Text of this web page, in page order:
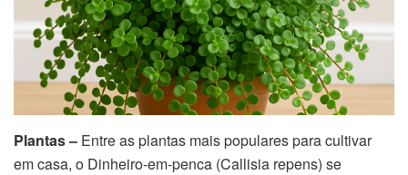
Plantas – Entre as plantas mais populares para cultivar
em casa, o Dinheiro-em-penca (Callisia repens) se